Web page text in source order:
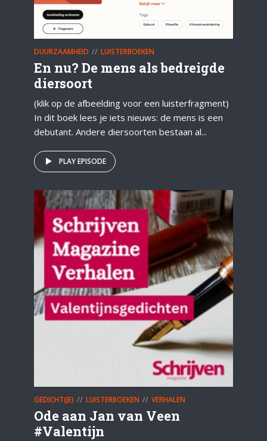
DUURZAAMHEID LUISTERBOEKEN
En nu? De mens als bedreigde
diersoort
(klik op de afbeelding voor een luisterfragment)
In dit boek lees je iets nieuws: de mens is een
debutant. Andere diersoorten bestaan al...
PLAY EPISODE
GEDICHT(JE) LUISTERBOEKEN VERHALEN
Ode aan Jan van Veen
#Valentijn